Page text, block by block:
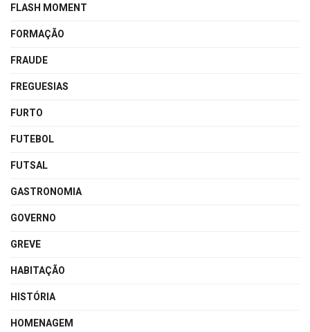
FLASH MOMENT
FORMAÇÃO
FRAUDE
FREGUESIAS
FURTO
FUTEBOL
FUTSAL
GASTRONOMIA
GOVERNO
GREVE
HABITAÇÃO
HISTÓRIA
HOMENAGEM